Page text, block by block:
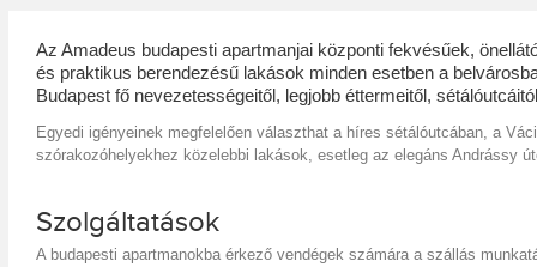
Az Amadeus budapesti apartmanjai központi fekvésűek,
és praktikus berendezésű lakások minden esetben a
Budapest fő nevezetességeitől, legjobb éttermeitől,
Egyedi igényeinek megfelelően választhat a híres sétálóutcában, a
szórakozóhelyekhez közelebbi lakások, esetleg az elegáns Andrássy
Szolgáltatások
A budapesti apartmanokba érkező vendégek számára a szállás